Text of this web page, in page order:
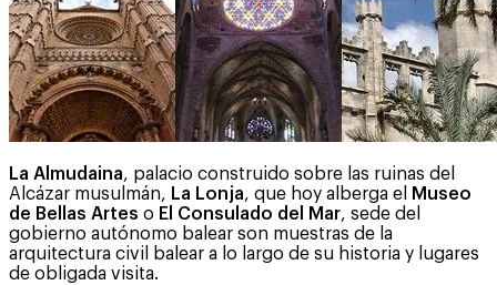
La Almudaina, palacio construido sobre las ruinas del
Alcázar musulmán, La Lonja, que hoy alberga el
Museo
de Bellas Artes o El Consulado del Mar, sede del
gobierno autónomo balear son muestras de la
arquitectura civil balear a lo largo de su historia y lugares
de obligada visita.